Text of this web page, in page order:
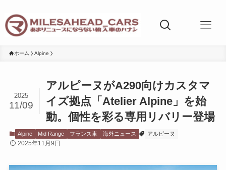
ホーム Alpine
アルピーヌがA290向けカスタマ
イズ拠点「Atelier Alpine」を始
動。個性を彩る専用リバリー登場
2025
11/09
Alpine Mid Range フランス車 海外ニュース アルピーヌ
2025年11月9日